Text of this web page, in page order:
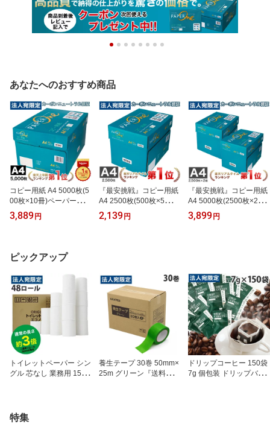
あなたへのおすすめ商品
コピー用紙 A4 5000枚(5
00枚×10冊)ペーパーワン
（PAPER ONE） 高白色
カーボンニュートラル プ
印刷用紙 無地《商品到着
後、レビュー書いて次回
使えるクーポンプレゼン
ト》『送料無料（一部地
域除く）』
3,889 円
『最安挑戦』コピー用紙
A4 2500枚(500枚×5冊)
ペーパーワン（PAPER O
NE） 高白色 カーボンニ
ンプレゼント》『送料無
料（一部地域除く）』
2,139 円
『最安挑戦』コピー用紙
A4 5000枚(2500枚×2箱)
ペーパーワン（PAPER O
NE） 高白色 カーボンニ
ー書いて次回使えるクー
ポンプレゼント》『送料
無料（一部地域除く）』
3,899 円
ピックアップ
トイレットペーパー シン
グル 芯なし 業務用 150m
レビュー書いて次回使え
るクーポンプレゼント》
養生テープ 30巻 50mm×
25m グリーン『送料無料
ドリップコーヒー 150袋
7g 個包装 ドリップバッ
特集